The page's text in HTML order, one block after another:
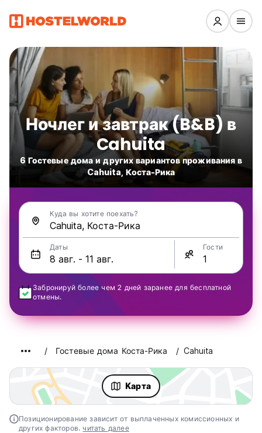
Ночлег и завтрак (B&B) в
Cahuita
6 Гостевые дома и других вариантов проживания в
Cahuita, Коста-Рика
Куда вы хотите поехать?
Даты Гости
Забронируй более чем 2 дней заранее для бесплатной
отмены.
Гостевые дома Коста-Рика Cahuita
Kарта
Позиционирование зависит от выплаченных комиссионных и
других факторов. читать далее